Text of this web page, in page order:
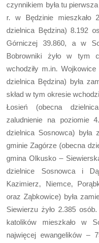
czynnikiem była tu
r. w Będzinie mieszkało
dzielnica Będzina) 8.192
Górniczej 39.860, a w
Bobrowniki żyło w tym
wchodziły m.in.
dzielnica Będzina) była
skład w tym okresie
Łosień (obecna
zaludnienie na poziomie
dzielnica Sosnowca)
gminie Zagórze (obecna
gmina Olkusko –
dzielnice Sosnowca i
Kazimierz, Niemce,
oraz Ząbkowice) była
Siewierzu żyło 2.385
katolików mieszkało w
najwięcej ewangelików –